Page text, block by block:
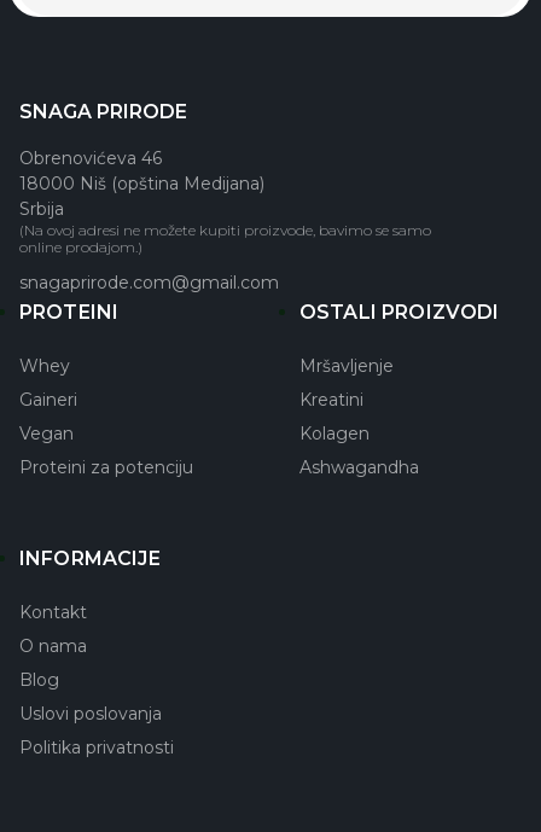
SNAGA PRIRODE
Obrenovićeva 46
18000 Niš (opština Medijana)
Srbija
(Na ovoj adresi ne možete kupiti proizvode, bavimo se samo
online prodajom.)
snagaprirode.com@gmail.com
PROTEINI
Whey
Gaineri
Vegan
Proteini za potenciju
OSTALI PROIZVODI
Mršavljenje
Kreatini
Kolagen
Ashwagandha
INFORMACIJE
Kontakt
O nama
Blog
Uslovi poslovanja
Politika privatnosti